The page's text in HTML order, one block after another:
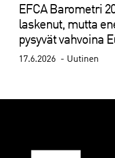
EFCA Barometri
laskenut, mutta
pysyvät vahvoina
17.6.2026 Uutinen